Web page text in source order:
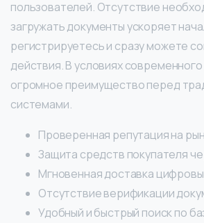
пользователей. Отсутствие
загружать документы ускоряет
регистрируетесь и сразу можете
действия. В условиях
огромное преимущество перед
системами.
Проверенная репутация на
Защита средств покупателя
Мгновенная доставка
Отсутствие верификации
Удобный и быстрый поиск по